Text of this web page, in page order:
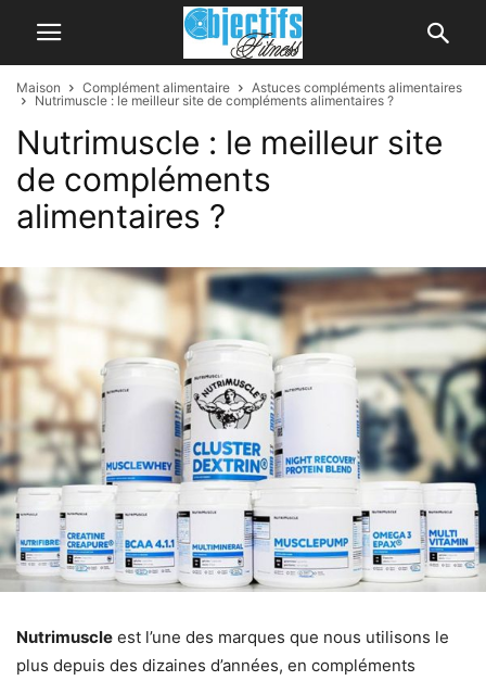
Maison Complément alimentaire
Astuces compléments alimentaires
Nutrimuscle : le meilleur site de compléments alimentaires ?
Nutrimuscle : le meilleur site
de compléments
alimentaires ?
Nutrimuscle est l’une des marques que nous utilisons le
plus depuis des dizaines d’années, en compléments